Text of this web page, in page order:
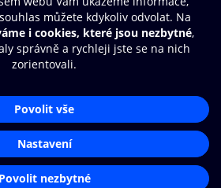
údajů
Aplikace O2 Knihovna
Čti a poslouchej své e-knihy a
audioknihy rychleji a pohodlněji.